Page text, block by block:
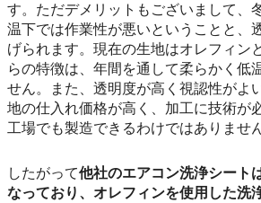
す。ただデメリットもございまして、
温下では作業性が悪いということと、
げられます。現在の生地はオレフィン
らの特徴は、年間を通して柔らかく低
せん。また、透明度が高く視認性がよ
地の仕入れ価格が高く、加工に技術が
工場でも製造できるわけではありません
したがって他社のエアコン洗浄シート
なっており、オレフィンを使用した洗